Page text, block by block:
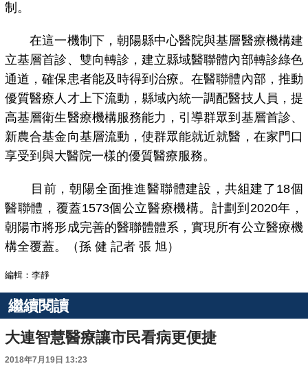
制。
在這一機制下，朝陽縣中心醫院與基層醫療機構建
立基層首診、雙向轉診，建立縣域醫聯體內部轉診綠色
通道，確保患者能及時得到治療。在醫聯體內部，推動
優質醫療人才上下流動，縣域內統一調配醫技人員，提
高基層衛生醫療機構服務能力，引導群眾到基層首診、
新農合基金向基層流動，使群眾能就近就醫，在家門口
享受到與大醫院一樣的優質醫療服務。
目前，朝陽全面推進醫聯體建設，共組建了18個
醫聯體，覆蓋1573個公立醫療機構。計劃到2020年，
朝陽市將形成完善的醫聯體體系，實現所有公立醫療機
構全覆蓋。（孫 健 記者 張 旭）
編輯：李靜
繼續閱讀
大連智慧醫療讓市民看病更便捷
2018年7月19日 13:23